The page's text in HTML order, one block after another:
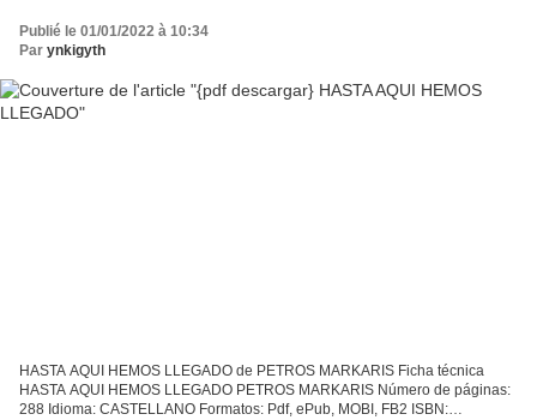
Publié le 01/01/2022 à 10:34
Par ynkigyth
HASTA AQUI HEMOS LLEGADO de PETROS MARKARIS Ficha técnica
HASTA AQUI HEMOS LLEGADO PETROS MARKARIS Número de páginas:
288 Idioma: CASTELLANO Formatos: Pdf, ePub, MOBI, FB2 ISBN: